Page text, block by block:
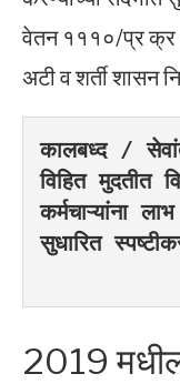
वेतन १११०/प्र
अटी व शर्ती शासन
कालबध्द /
विहित मुदतीत
कर्मचाऱ्यांना
सुधारित
2019